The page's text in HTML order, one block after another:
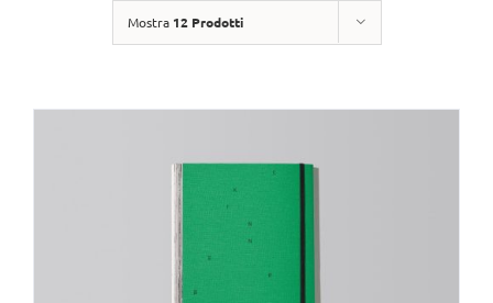
Mostra 12 Prodotti